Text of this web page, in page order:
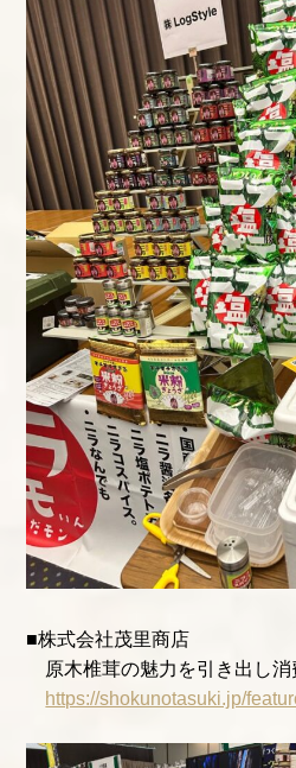
■株式会社茂里商店
原木椎茸の魅力を引き出し消
https://shokunotasuki.jp/